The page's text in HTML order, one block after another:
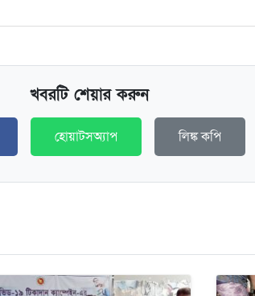
খবরটি শেয়ার করুন
হোয়াটসঅ্যাপ লিঙ্ক কপি